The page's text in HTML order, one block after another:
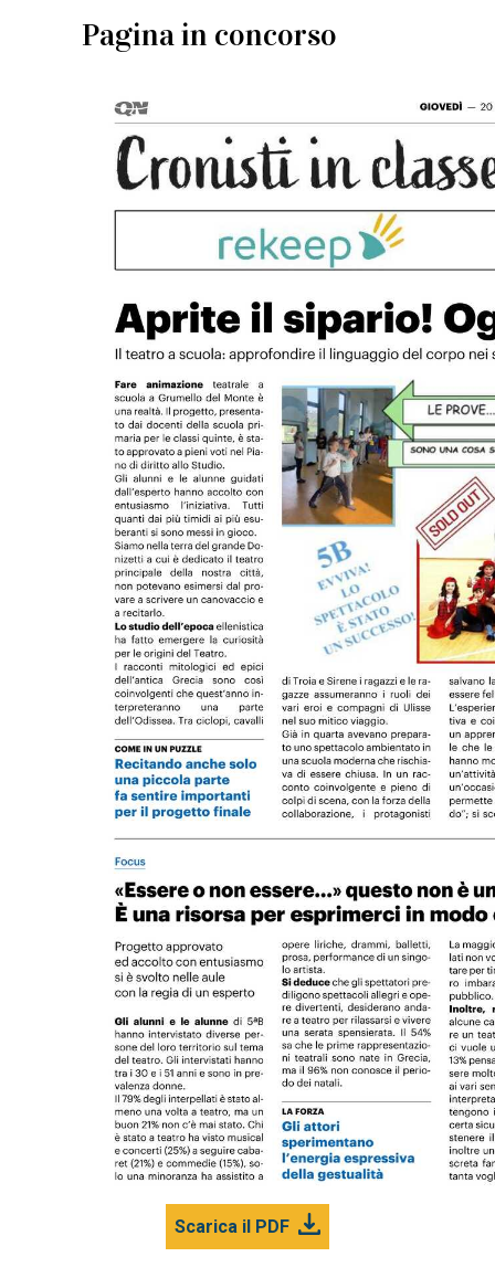
Pagina in concorso
Scarica il PDF